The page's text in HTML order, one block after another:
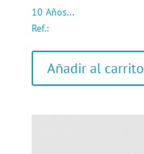
10 Años...
Ref.:
Añadir al carrito